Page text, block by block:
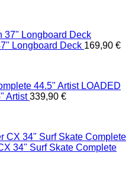
Longboard Deck 169,90 €
LOADED
Artist 339,90 €
34" Surf Skate Complete